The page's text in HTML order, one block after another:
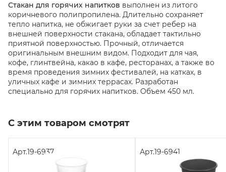
Стакан для горячих напитков выполнен из литого
коричневого полипропилена. Длительно сохраняет
тепло напитка, не обжигает руки за счет ребер на
внешней поверхности стакана, обладает тактильно
приятной поверхностью. Прочный, отличается
оригинальным внешним видом. Подходит для чая,
кофе, глинтвейна, какао в кафе, ресторанах, а также во
время проведения зимних фестивалей, на катках, в
уличных кафе и зимних террасах. Разработан
специально для горячих напитков. Объем 450 мл.
С этим товаром смотрят
Арт.19-6937 Арт.19-6941